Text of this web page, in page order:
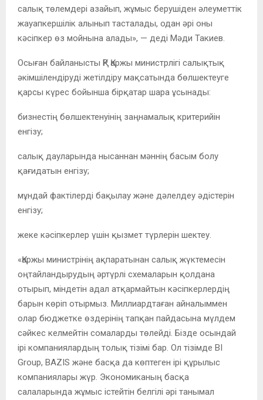
салық төлемдері азайып, жұмыс берушіден әлеуметтік
жауапкершілік алынып тасталады, одан әрі оны
кәсіпкер өз мойнына алады», — деді Мәди Такиев.
Осыған байланысты ҚР Қаржы министрлігі салықтық
әкімшілендіруді жетілдіру мақсатында бөлшектеуге
қарсы күрес бойынша бірқатар шара ұсынады:
бизнестің бөлшектенуінің заңнамалық критерийін
енгізу;
салық дауларында нысаннан мәннің басым болу
қағидатын енгізу;
мұндай фактілерді бақылау және дәлелдеу әдістерін
енгізу;
жеке кәсіпкерлер үшін қызмет түрлерін шектеу.
«Қаржы министрінің ақпаратынан салық жүктемесін
оңтайландырудың әртүрлі схемаларын қолдана
отырып, міндетін адал атқармайтын кәсіпкерлердің
барын көріп отырмыз. Миллиардтаған айналыммен
олар бюджетке өздерінің тапқан пайдасына мүлдем
сәйкес келмейтін сомаларды төлейді. Бізде осындай
ірі компаниялардың толық тізімі бар. Ол тізімде BI
Group, BAZIS және басқа да көптеген ірі құрылыс
компаниялары жүр. Экономиканың басқа
салаларында жұмыс істейтін белгілі әрі танымал